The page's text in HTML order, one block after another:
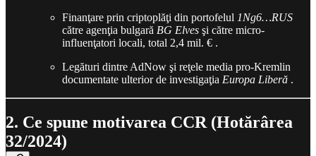
Finanţare prin criptoplăţi din portofelul 1Ng6…RUS
către agenţia bulgară BG Elves şi către micro-
influenţatori locali, total 2,4 mil. € .
Legături dintre AdNow şi reţele media pro-Kremlin
documentate ulterior de investigaţia Europa Liberă .
2. Ce spune motivarea CCR (Hotărârea
32/2024)